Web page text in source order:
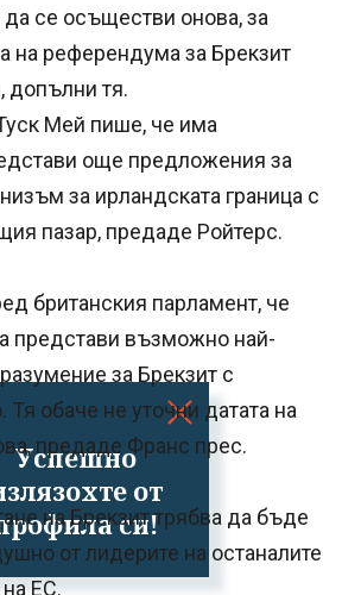
Успешно
от
си!
да се осъществи онова, за
на референдума за Брекзит
допълни тя.
Мей пише, че има
още предложения за
за ирландската граница с
пазар, предаде Ройтерс.
британския парламент, че
представи възможно най-
за Брекзит с
Тя обаче не уточни датата на
предаде Франс прес.
на Брекзит трябва да бъде
от лидерите на останалите
ЕС.